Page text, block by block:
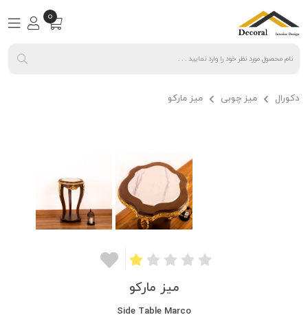
0
دکورال میز چوبی میز مارکو
میز مارکو
Side Table Marco